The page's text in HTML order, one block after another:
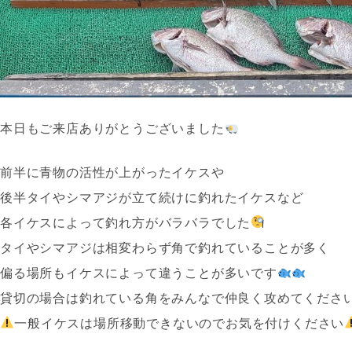
本日もご来店ありがとうございました
前半に青物の活性が上がったイケスや
後半タイやシマアジが立て続けに釣れたイケスなど
各イケスによって釣れ方がバラバラでした
タイやシマアジは相変わらず角で釣れていることが多く
偏る場所もイケスによって違うことが多いです
貸切の場合は釣れている角をみんなで仲良く攻めてくださ
一般イケスは場所移動できないのでお気を付けください